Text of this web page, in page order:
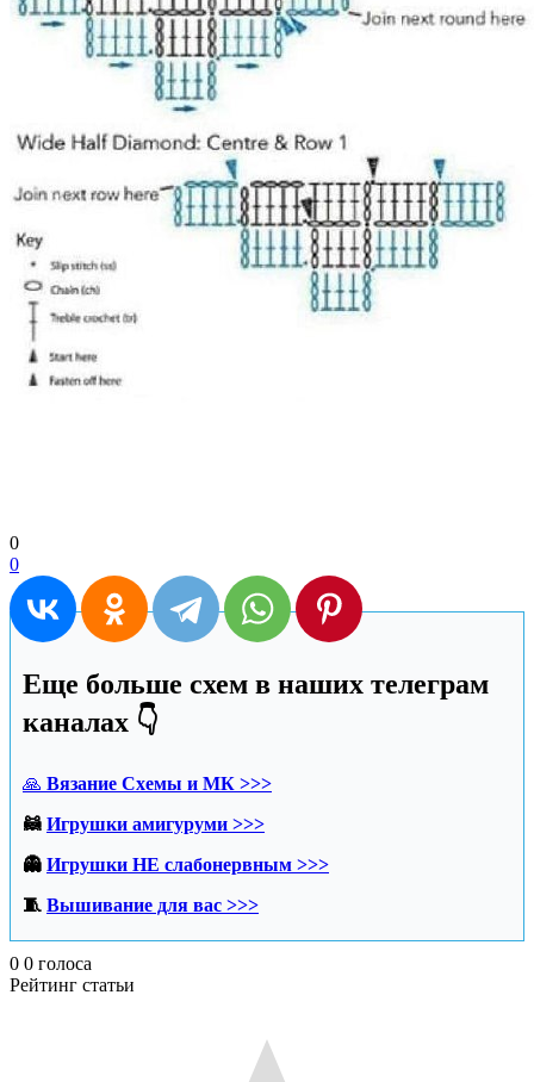
0
0
Еще больше схем в наших телеграм
каналах 👇
🙏 Вязание Схемы и МК >>>
🦝 Игрушки амигуруми >>>
👻 Игрушки НЕ слабонервным >>>
🧵 Вышивание для вас >>>
0 0 голоса
Рейтинг статьи